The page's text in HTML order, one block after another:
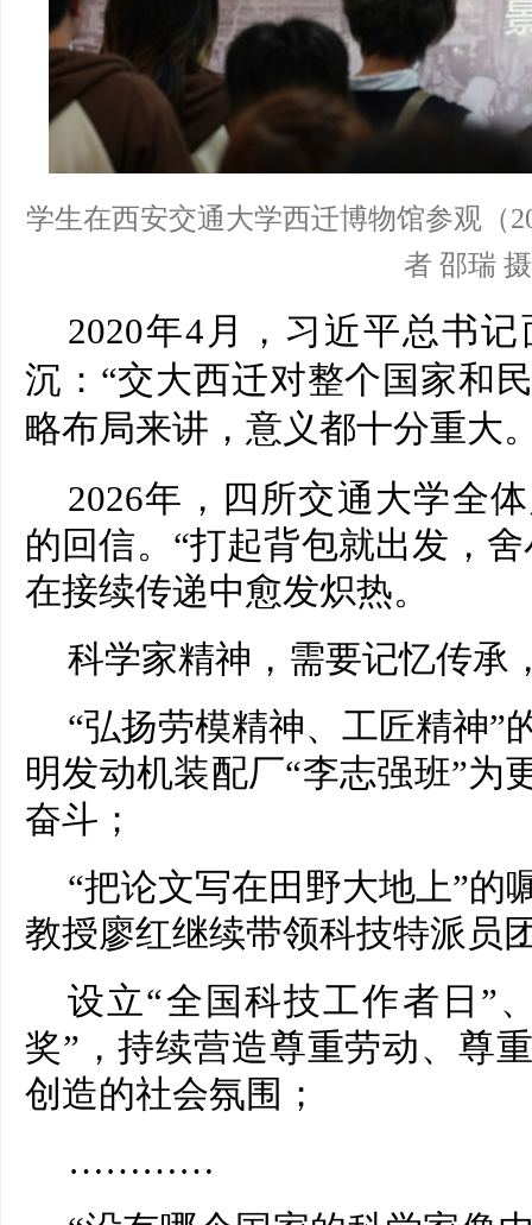
学生在西安交通大学西迁博物馆参观（
者 邵瑞 摄
2020年4月，习近平总书
沉：“交大西迁对整个国家和
略布局来讲，意义都十分重大
2026年，四所交通大学全
的回信。“打起背包就出发，
在接续传递中愈发炽热。
科学家精神，需要记忆传承
“弘扬劳模精神、工匠精神”
明发动机装配厂“李志强班”为
奋斗；
“把论文写在田野大地上”的
教授廖红继续带领科技特派员
设立“全国科技工作者日”
奖”，持续营造尊重劳动、尊
创造的社会氛围；
…………